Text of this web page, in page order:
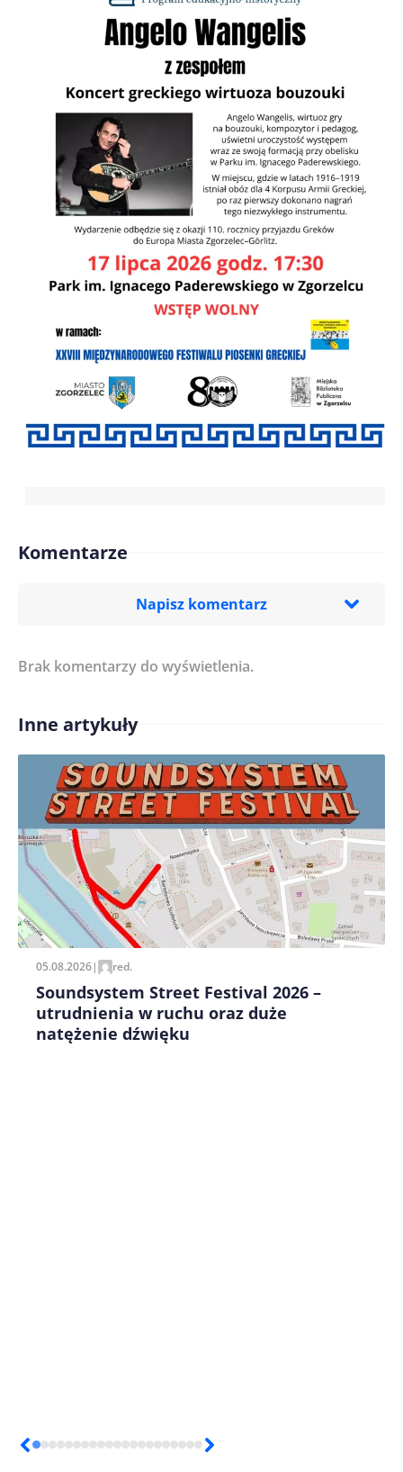
Komentarze
Napisz komentarz
Treść komentarza*
Imię/ Nick*
Zapamiętaj moje dane w tej przeglądarce podczas
pisania kolejnych komentarzy.
Brak komentarzy do wyświetlenia.
Inne artykuły
05.08.2026| red.
Soundsystem Street Festival 2026 –
utrudnienia w ruchu oraz duże
natężenie dźwięku